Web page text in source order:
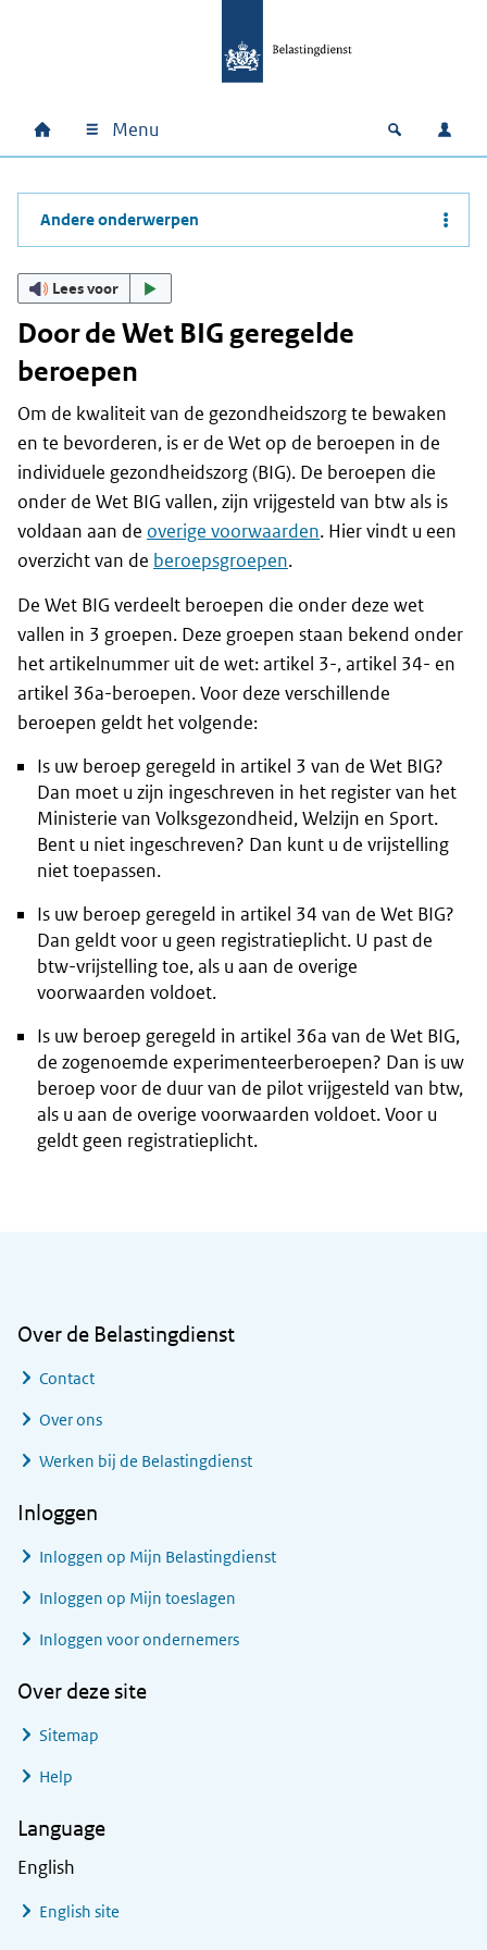
Hoofdnavigatie
Home Menu Open
Andere onderwerpen
Lees voor
Door de Wet BIG geregelde
beroepen
Om de kwaliteit van de gezondheidszorg te bewaken
en te bevorderen, is er de Wet op de beroepen in de
individuele gezondheidszorg (BIG). De beroepen die
onder de Wet BIG vallen, zijn vrijgesteld van btw als is
voldaan aan de overige voorwaarden. Hier vindt u een
overzicht van de beroepsgroepen.
De Wet BIG verdeelt beroepen die onder deze wet
vallen in 3 groepen. Deze groepen staan bekend onder
het artikelnummer uit de wet: artikel 3-, artikel 34- en
artikel 36a-beroepen. Voor deze verschillende
beroepen geldt het volgende:
Is uw beroep geregeld in artikel 3 van de Wet BIG?
Dan moet u zijn ingeschreven in het register van het
Ministerie van Volksgezondheid, Welzijn en Sport.
Bent u niet ingeschreven? Dan kunt u de vrijstelling
niet toepassen.
Is uw beroep geregeld in artikel 34 van de Wet BIG?
Dan geldt voor u geen registratieplicht. U past de
btw-vrijstelling toe, als u aan de overige
voorwaarden voldoet.
Is uw beroep geregeld in artikel 36a van de Wet BIG,
de zogenoemde experimenteerberoepen? Dan is uw
beroep voor de duur van de pilot vrijgesteld van btw,
als u aan de overige voorwaarden voldoet. Voor u
geldt geen registratieplicht.
Over de Belastingdienst
Contact
Over ons
Werken bij de Belastingdienst
Inloggen
Inloggen op Mijn Belastingdienst
Inloggen op Mijn toeslagen
Inloggen voor ondernemers
Over deze site
Sitemap
Help
Language
English
English site